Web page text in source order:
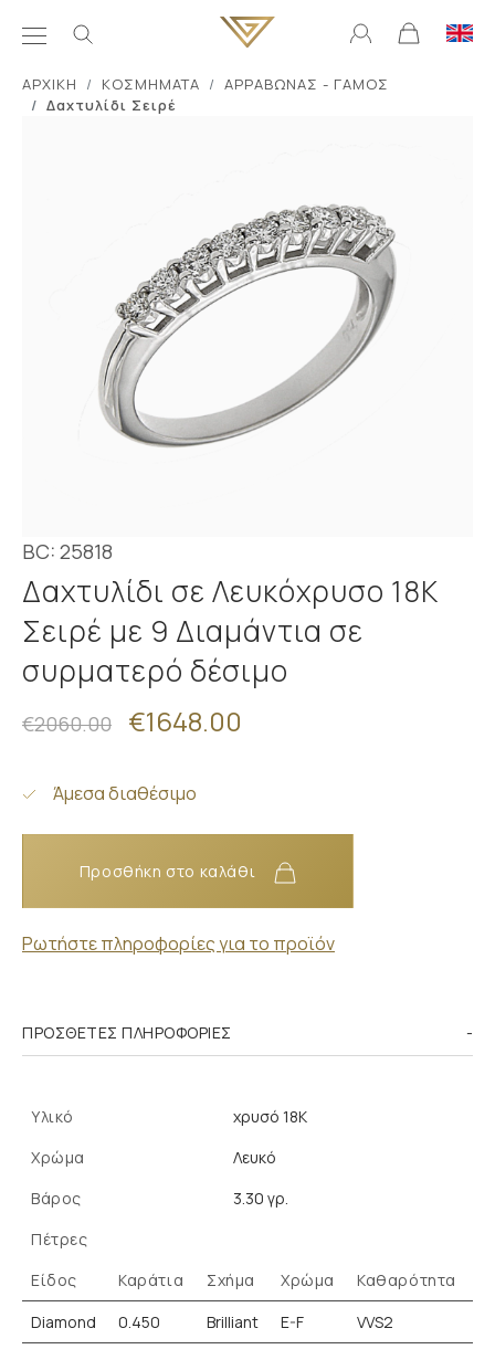
ΑΡΧΙΚΗ ΚΟΣΜΗΜΑΤΑ
ΑΡΡΑΒΩΝΑΣ - ΓΑΜΟΣ
Δαxτυλίδι Σειρέ
BC: 25818
Δαχτυλίδι σε Λευκόχρυσο 18Κ
Σειρέ με 9 Διαμάντια σε
συρματερό δέσιμο
€2060.00 €1648.00
Άμεσα διαθέσιμο
Προσθήκη στο καλάθι
Ρωτήστε πληροφορίες για το προϊόν
ΠΡΌΣΘΕΤΕΣ ΠΛΗΡΟΦΟΡΊΕΣ
Υλικό
χρυσό 18K
Χρώμα
Λευκό
Βάρος
3.30 γρ.
Πέτρες
Είδος
Καράτια Σχήμα Χρώμα
Καθαρότητα
Diamond
0.450 Brilliant E-F VVS2